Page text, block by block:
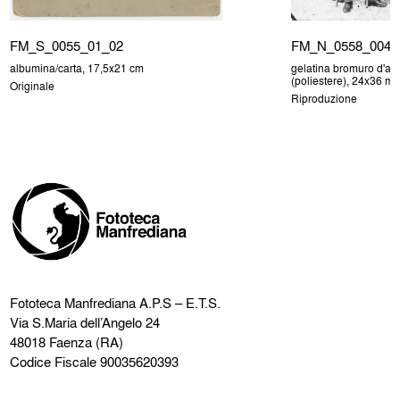
FM_S_0055_01_02
albumina/carta, 17,5x21 cm
Originale
FM_N_0558_004
gelatina bromuro
(poliestere), 24x36
Riproduzione
Fototeca ManfredianaA.P.S – E.T.S.
Via S.Maria dell’Angelo 24
48018 Faenza (RA)
Codice Fiscale 90035620393